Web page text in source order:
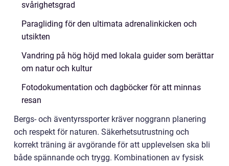
svårighetsgrad
Paragliding för den ultimata adrenalinkicken och
utsikten
Vandring på hög höjd med lokala guider som berättar
om natur och kultur
Fotodokumentation och dagböcker för att minnas
resan
Bergs- och äventyrssporter kräver noggrann planering
och respekt för naturen. Säkerhetsutrustning och
korrekt träning är avgörande för att upplevelsen ska bli
både spännande och trygg. Kombinationen av fysisk